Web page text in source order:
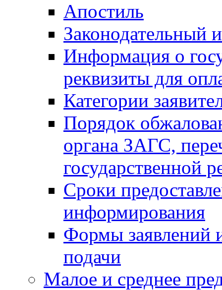
Апостиль
Законодательный
Информация о
реквизиты для
Категории
Порядок
органа ЗАГС,
государственной
Сроки
информирования
Формы заявлений
подачи
Малое и среднее